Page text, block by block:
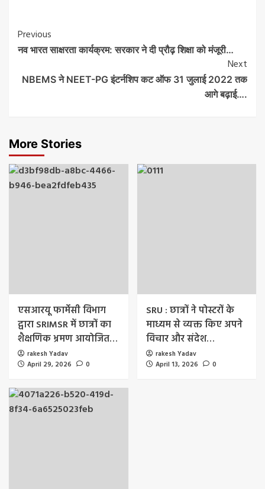
Post
Navigation
Previous
नव भारत साक्षरता कार्यक्रम: सरकार ने दी प्रौढ़ शिक्षा को मंजूरी…
Next
NBEMS ने NEET-PG इंटर्नशिप कट ऑफ 31 जुलाई 2022 तक
आगे बढ़ाई….
More Stories
एसआरयू फार्मेसी विभाग
द्वारा SRIMSR में छात्रों का
शैक्षणिक भ्रमण आयोजित…
rakesh Yadav
April 29, 2026
0
SRU : छात्रों ने पोस्टरों के
माध्यम से व्यक्त किए अपने
विचार और संदेश…
rakesh Yadav
April 13, 2026
0